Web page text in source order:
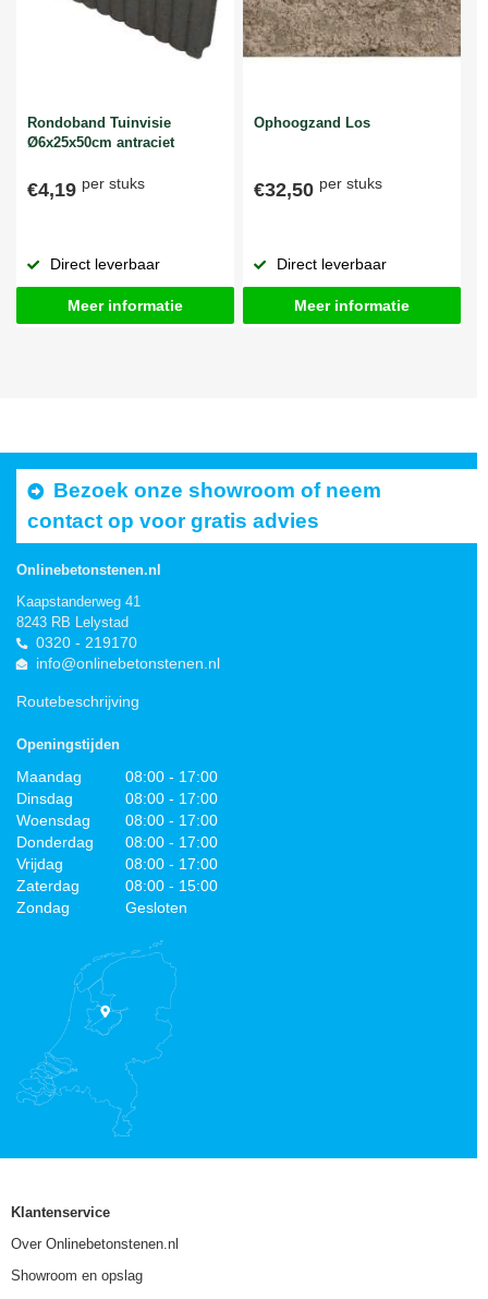
Rondoband Tuinvisie
Ø6x25x50cm antraciet
€4,19 per stuks
Direct leverbaar
Meer informatie
Ophoogzand Los
€32,50 per stuks
Direct leverbaar
Meer informatie
Bezoek onze showroom of neem
contact op voor gratis advies
Onlinebetonstenen.nl
Kaapstanderweg 41
8243 RB Lelystad
0320 - 219170
info@onlinebetonstenen.nl
Routebeschrijving
Openingstijden
Maandag
08:00 - 17:00
Dinsdag
08:00 - 17:00
Woensdag
08:00 - 17:00
Donderdag
08:00 - 17:00
Vrijdag
08:00 - 17:00
Zaterdag
08:00 - 15:00
Zondag
Gesloten
Klantenservice
Over Onlinebetonstenen.nl
Showroom en opslag